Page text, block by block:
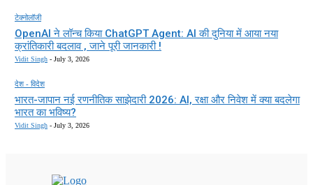
टेक्नोलॉजी
OpenAI ने लॉन्च किया ChatGPT Agent: AI की दुनिया में आया नया
क्रांतिकारी बदलाव , जाने पूरी जानकारी !
Vidit Singh - July 3, 2026
देश - विदेश
भारत-जापान नई रणनीतिक साझेदारी 2026: AI, रक्षा और निवेश में क्या बदलेगा
भारत का भविष्य?
Vidit Singh - July 3, 2026